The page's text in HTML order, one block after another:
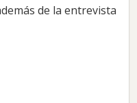
de la entrevista